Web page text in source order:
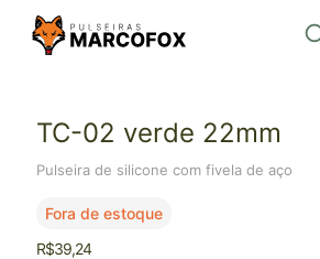
TC-02 verde 22mm
Pulseira de silicone com fivela de aço
Fora de estoque
R$39,24